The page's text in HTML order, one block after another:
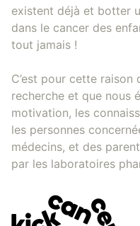
existent déjà et botter
dans le cancer des
tout jamais !
C’est pour cette raison
recherche et que nous
motivation, les
les personnes
médecins, et des
par les laboratoires